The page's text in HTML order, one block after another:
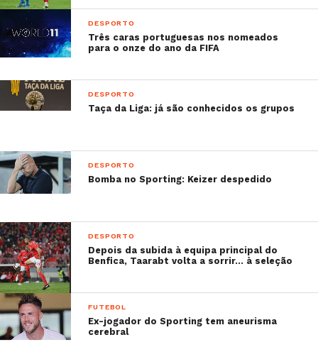
primeiro lugar.
A post shared byRicardo Quaresma(@ricardoquaresmaoficial) on
Sabe mais:
O Natal de Fábio Coentrão que tem dado que
da família
–A noite de Natal de Cristiano Ronaldo com a
família
casa de Ronaldo
DESPORTO
Três caras portuguesas nos nomeados
para o onze do ano da FIFA
DESPORTO
Taça da Liga: já são conhecidos os grupos
DESPORTO
Bomba no Sporting: Keizer despedido
DESPORTO
Depois da subida à equipa principal do
Benfica, Taarabt volta a sorrir… à seleção
FUTEBOL
Ex-jogador do Sporting tem aneurisma
cerebral